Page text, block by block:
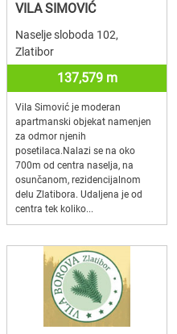
VILA SIMOVIĆ
Naselje sloboda 102,
Zlatibor
137,579 m
Vila Simović je moderan
apartmanski objekat namenjen
za odmor njenih
posetilaca.Nalazi se na oko
700m od centra naselja, na
osunčanom, rezidencijalnom
delu Zlatibora. Udaljena je od
centra tek koliko...